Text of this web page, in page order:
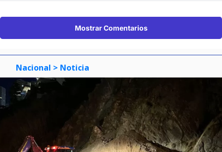
Mostrar Comentarios
Nacional > Noticia